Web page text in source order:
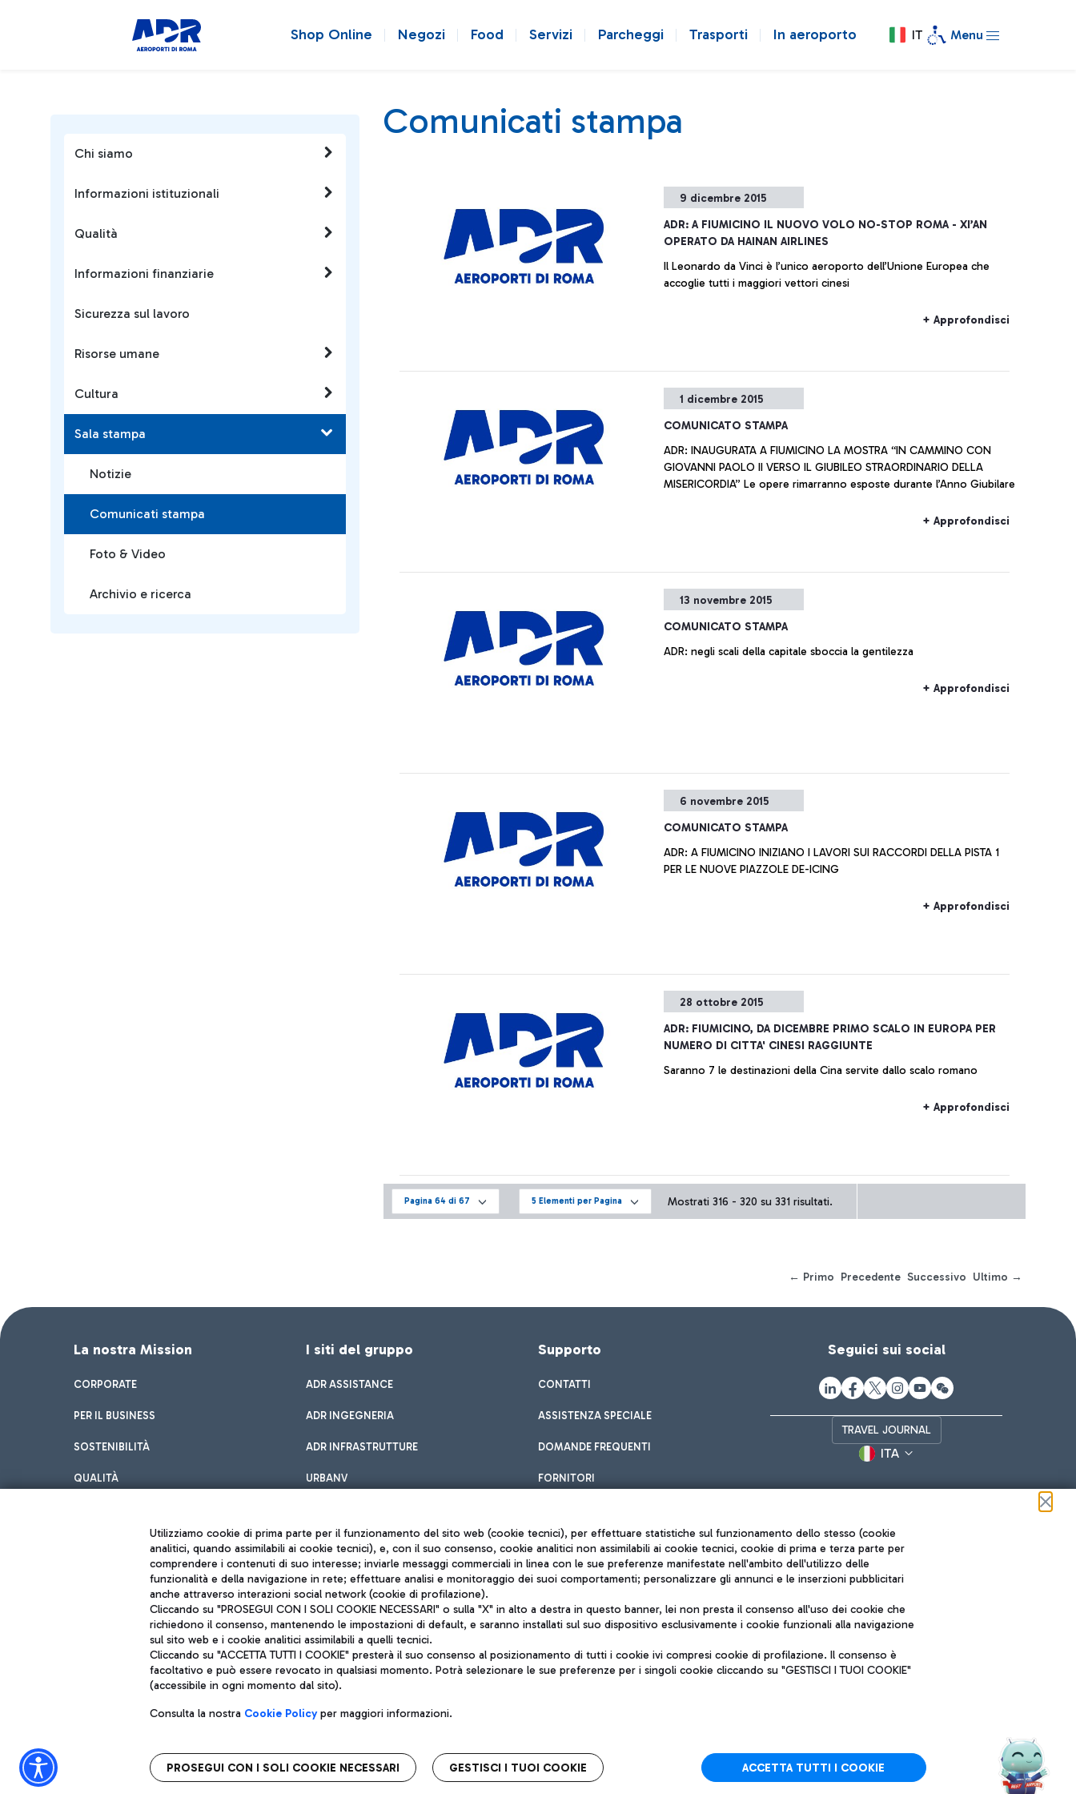
Shop Online Negozi Food Servizi Parcheggi Trasporti In aeroporto IT Menu
Chi siamo
Informazioni istituzionali
Qualità
Informazioni finanziarie
Sicurezza sul lavoro
Risorse umane
Cultura
Sala stampa
Notizie
Comunicati stampa
Foto & Video
Archivio e ricerca
Comunicati stampa
9 dicembre 2015
ADR: A FIUMICINO IL NUOVO VOLO NO-STOP ROMA - XI’AN
OPERATO DA HAINAN AIRLINES
Il Leonardo da Vinci è l’unico aeroporto dell’Unione Europea che
accoglie tutti i maggiori vettori cinesi
+ Approfondisci
1 dicembre 2015
COMUNICATO STAMPA
ADR: INAUGURATA A FIUMICINO LA MOSTRA “IN CAMMINO CON
GIOVANNI PAOLO II VERSO IL GIUBILEO STRAORDINARIO DELLA
MISERICORDIA” Le opere rimarranno esposte durante l’Anno Giubilare
+ Approfondisci
13 novembre 2015
COMUNICATO STAMPA
ADR: negli scali della capitale sboccia la gentilezza
+ Approfondisci
6 novembre 2015
COMUNICATO STAMPA
ADR: A FIUMICINO INIZIANO I LAVORI SUI RACCORDI DELLA PISTA 1
PER LE NUOVE PIAZZOLE DE-ICING
+ Approfondisci
28 ottobre 2015
ADR: FIUMICINO, DA DICEMBRE PRIMO SCALO IN EUROPA PER
NUMERO DI CITTA' CINESI RAGGIUNTE
Saranno 7 le destinazioni della Cina servite dallo scalo romano
+ Approfondisci
Pagina 64 di 67 5 Elementi per Pagina Mostrati 316 - 320 su 331 risultati.
← Primo Precedente Successivo Ultimo →
La nostra Mission
CORPORATE
PER IL BUSINESS
SOSTENIBILITÀ
QUALITÀ
I siti del gruppo
ADR ASSISTANCE
ADR INGEGNERIA
ADR INFRASTRUTTURE
URBANV
Supporto
CONTATTI
ASSISTENZA SPECIALE
DOMANDE FREQUENTI
FORNITORI
Seguici sui social
TRAVEL JOURNAL
ITA
Aeroporti di Roma S.p.A. - Società soggetta a direzione e coordinamento di Mundys S.p.A.
Codice fiscale e Registro delle Imprese di Roma 13032990155 P. IVA 06572251004
Capitale sociale 62.224.743,00 int. vers.
Sede legale: Via Pier Paolo Racchetti 1 - 00054 Fiumicino (RM) telefono +39 06 65951
Note legali
Mappa sito
Accessibilità
Roma FCO
L'aeroporto stellato
QUALITÀ SOSTENIBILITÀ INNOVAZIONE
Utilizziamo cookie di prima parte per il funzionamento del sito web (cookie tecnici), per effettuare statistiche sul funzionamento dello stesso (cookie
analitici, quando assimilabili ai cookie tecnici), e, con il suo consenso, cookie analitici non assimilabili ai cookie tecnici, cookie di prima e terza parte per
comprendere i contenuti di suo interesse; inviarle messaggi commerciali in linea con le sue preferenze manifestate nell'ambito dell'utilizzo delle
funzionalità e della navigazione in rete; effettuare analisi e monitoraggio dei suoi comportamenti; personalizzare gli annunci e le inserzioni pubblicitari
anche attraverso interazioni social network (cookie di profilazione).
Cliccando su "PROSEGUI CON I SOLI COOKIE NECESSARI" o sulla "X" in alto a destra in questo banner, lei non presta il consenso all'uso dei cookie che
richiedono il consenso, mantenendo le impostazioni di default, e saranno installati sul suo dispositivo esclusivamente i cookie funzionali alla navigazione
sul sito web e i cookie analitici assimilabili a quelli tecnici.
Cliccando su "ACCETTA TUTTI I COOKIE" presterà il suo consenso al posizionamento di tutti i cookie ivi compresi cookie di profilazione. Il consenso è
facoltativo e può essere revocato in qualsiasi momento. Potrà selezionare le sue preferenze per i singoli cookie cliccando su "GESTISCI I TUOI COOKIE"
(accessibile in ogni momento dal sito).
Consulta la nostra Cookie Policyper maggiori informazioni.
PROSEGUI CON I SOLI COOKIE NECESSARI GESTISCI I TUOI COOKIE ACCETTA TUTTI I COOKIE